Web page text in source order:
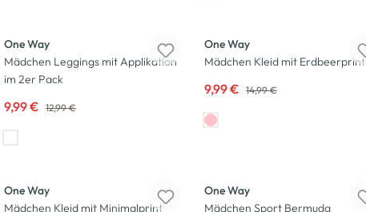
One Way
Mädchen Leggings mit Applikation
im 2er Pack
9,99 € 12,99 €
One Way
Mädchen Kleid mit Erdbeerprint
9,99 € 14,99 €
One Way
Mädchen Kleid mit Minimalprint
One Way
Mädchen Sport Bermuda